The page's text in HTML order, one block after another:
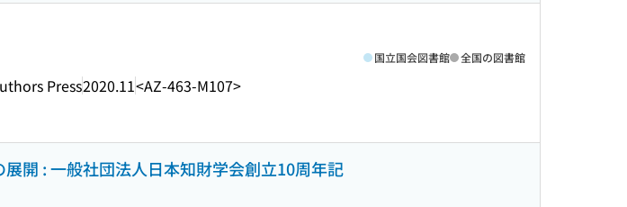
Press2020.11<AZ-463-M107>
国立国会図書館 全国の図書館
開 : 一般社団法人日本知財学会創立10周年記